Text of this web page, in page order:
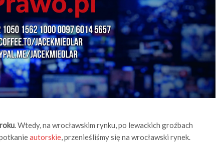
. Wtedy, na wrocławskim rynku, po lewackich groźbach
autorskie, przenieśliśmy się na wrocławski rynek.